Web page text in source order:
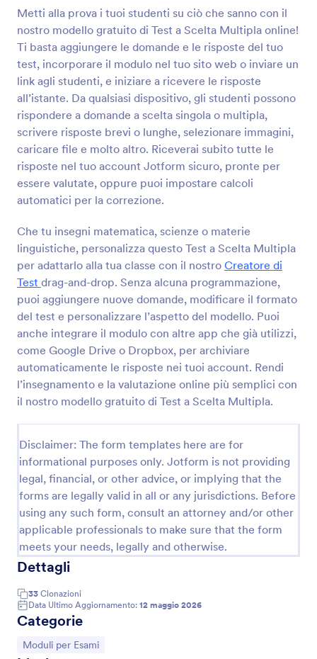
Metti alla prova i tuoi studenti su ciò che sanno con il
nostro modello gratuito di Test a Scelta Multipla online!
Ti basta aggiungere le domande e le risposte del tuo
test, incorporare il modulo nel tuo sito web o inviare un
link agli studenti, e iniziare a ricevere le risposte
all’istante. Da qualsiasi dispositivo, gli studenti possono
rispondere a domande a scelta singola o multipla,
scrivere risposte brevi o lunghe, selezionare immagini,
caricare file e molto altro. Riceverai subito tutte le
risposte nel tuo account Jotform sicuro, pronte per
essere valutate, oppure puoi impostare calcoli
automatici per la correzione.
Che tu insegni matematica, scienze o materie
linguistiche, personalizza questo Test a Scelta Multipla
per adattarlo alla tua classe con il nostro Creatore di
Test drag-and-drop. Senza alcuna programmazione,
puoi aggiungere nuove domande, modificare il formato
del test e personalizzare l’aspetto del modello. Puoi
anche integrare il modulo con altre app che già utilizzi,
come Google Drive o Dropbox, per archiviare
automaticamente le risposte nei tuoi account. Rendi
l’insegnamento e la valutazione online più semplici con
il nostro modello gratuito di Test a Scelta Multipla.
Disclaimer: The form templates here are for
informational purposes only. Jotform is not providing
legal, financial, or other advice, or implying that the
forms are legally valid in all or any jurisdictions. Before
using any such form, consult an attorney and/or other
applicable professionals to make sure that the form
meets your needs, legally and otherwise.
Dettagli
33 Clonazioni
Data Ultimo Aggiornamento: 12 maggio 2026
Categorie
Vai alla Categoria:
Moduli per Esami
Anteprima
Modello Di Test A Scelta Multipla
Crea e personalizza facilmente un Test a Scelta
Multipla online. Raccogli risposte in tempo reale da
con il nostro modello gratuito.
Go to Category:
Moduli per Insegnanti
Usa Template
Anteprima